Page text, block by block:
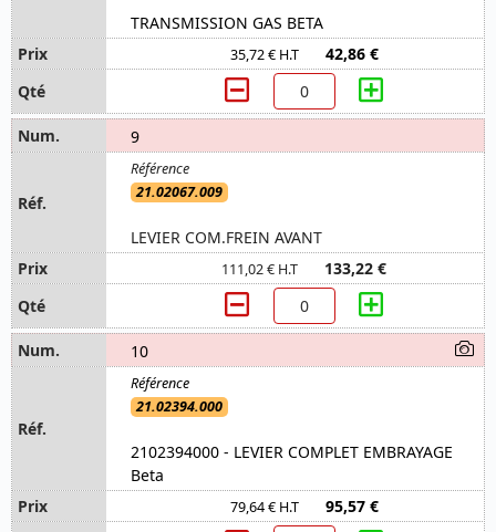
TRANSMISSION GAS BETA
35,72 € H.T 42,86 €
9
21.02067.009
LEVIER COM.FREIN AVANT
111,02 € H.T 133,22 €
10
21.02394.000
2102394000 - LEVIER COMPLET EMBRAYAGE
Beta
79,64 € H.T 95,57 €